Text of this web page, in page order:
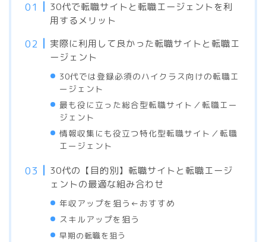
30代で転職サイトと転職エージェントを利
用するメリット
実際に利用して良かった転職サイトと転職エ
ージェント
30代では登録必須のハイクラス向けの転職エ
ージェント
最も役に立った総合型転職サイト／転職エー
ジェント
情報収集にも役立つ特化型転職サイト／転職
エージェント
30代の【目的別】転職サイトと転職エージ
ェントの最適な組み合わせ
年収アップを狙う←おすすめ
スキルアップを狙う
早期の転職を狙う